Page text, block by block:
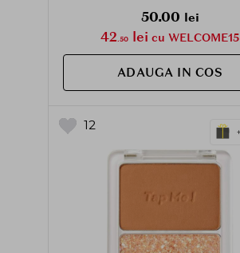
50.00 lei
42.50 lei cu WELCOME15
ADAUGA IN COS
12